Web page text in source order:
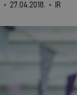
27.04.2018. IR